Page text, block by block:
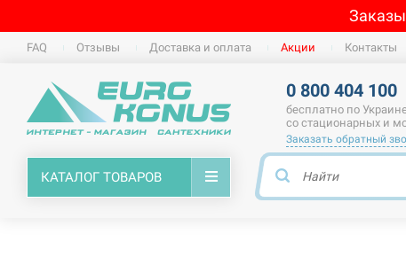
FAQ Отзывы Доставка и оплата Акции Контакты
0 800 404 100
бесплатно по
со стационарных и
Заказать обратный
КАТАЛОГ ТОВАРОВ